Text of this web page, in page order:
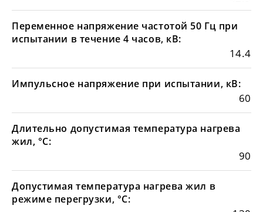
Переменное напряжение частотой 50 Гц при
испытании в течение 4 часов, кВ:
14.4
Импульсное напряжение при испытании, кВ:
60
Длительно допустимая температура нагрева
жил, °С:
90
Допустимая температура нагрева жил в
режиме перегрузки, °С: